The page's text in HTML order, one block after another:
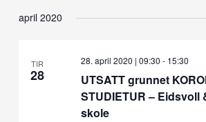
april 2020
TIR
28
UTSATT grunnet
STUDIETUR – Eidsvoll
skole
28. april 2020 | 09:30 - 15:30